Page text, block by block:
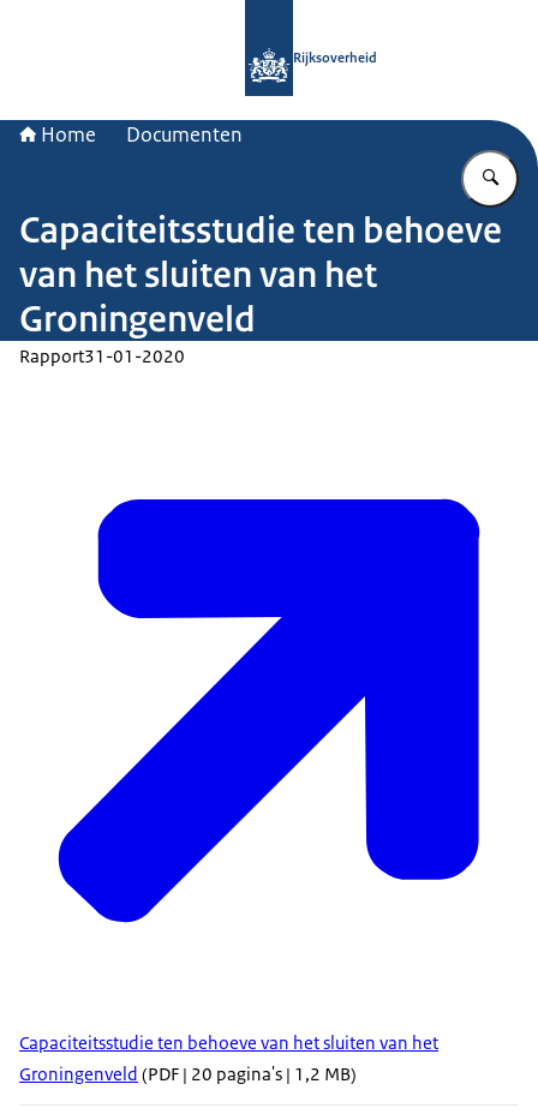
Rijksoverheid
Home Documenten
Capaciteitsstudie ten behoeve
van het sluiten van het
Groningenveld
Rapport31-01-2020
Capaciteitsstudie ten behoeve van het sluiten van het
Groningenveld (PDF | 20 pagina's | 1,2 MB)